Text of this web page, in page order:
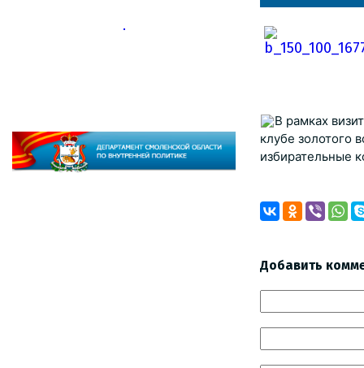
В рамках
клубе золотого
избирательные
Добавить